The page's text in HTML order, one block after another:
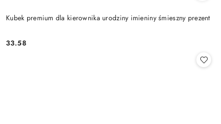
Kubek premium dla kierownika urodziny imieniny śmieszny prezent
Cena:
33.58